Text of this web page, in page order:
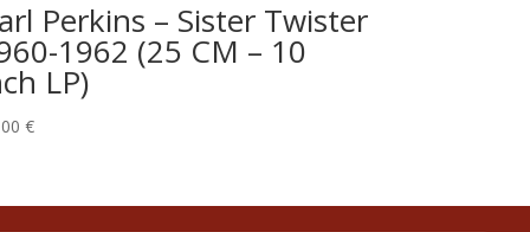
Perkins ‎– Sister Twister
1962 (25 CM – 10
LP)
€